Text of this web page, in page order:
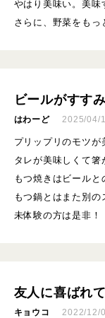
やはり美味い。美味
さらに、野菜をもっ
ビールがすす
はわーど 2025/04/
プリップリのモツが
タレが美味しくて箸
もつ焼きはビールと
もつ鍋とはまた別の
未体験の方は是非！
友人に喜ばれ
キョウコ 2022/12/